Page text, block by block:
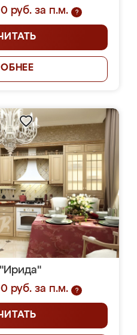
руб. за п.м.
?
руб. за п.м.
?